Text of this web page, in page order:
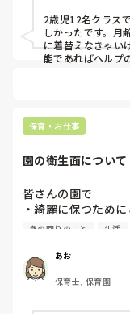
2歳児12名クラス
しかったです。月
に着替えなきゃい
能であればヘルプ
17人に2人…大変
保育・お仕事
園の衛生面について
皆さんの園で
・綺麗に保つため
・感染症を広めな
と聞かれた時にや
きたいです！
月毎と1年の目標
身の回りのこと 生活
あお
保育士, 保育園